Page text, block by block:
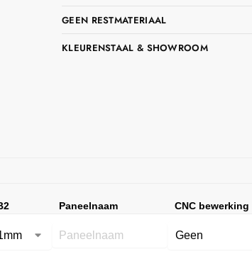
GEEN RESTMATERIAAL
KLEURENSTAAL & SHOWROOM
Paneelnaam CNC bewerking